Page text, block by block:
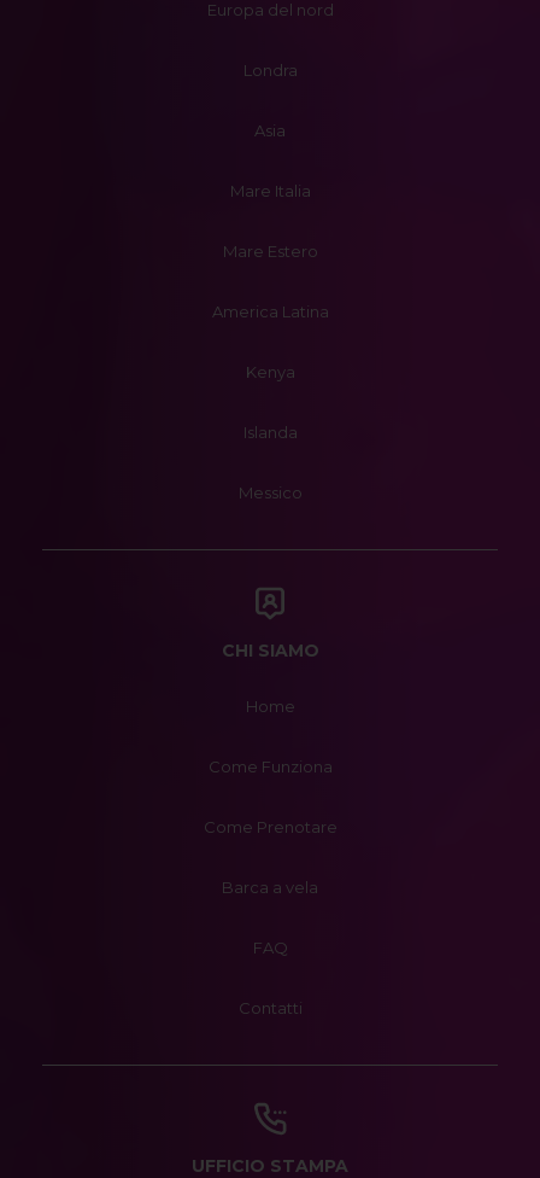
Europa del nord
Londra
Asia
Mare Italia
Mare Estero
America Latina
Kenya
Islanda
Messico
CHI SIAMO
Home
Come Funziona
Come Prenotare
Barca a vela
FAQ
Contatti
UFFICIO STAMPA